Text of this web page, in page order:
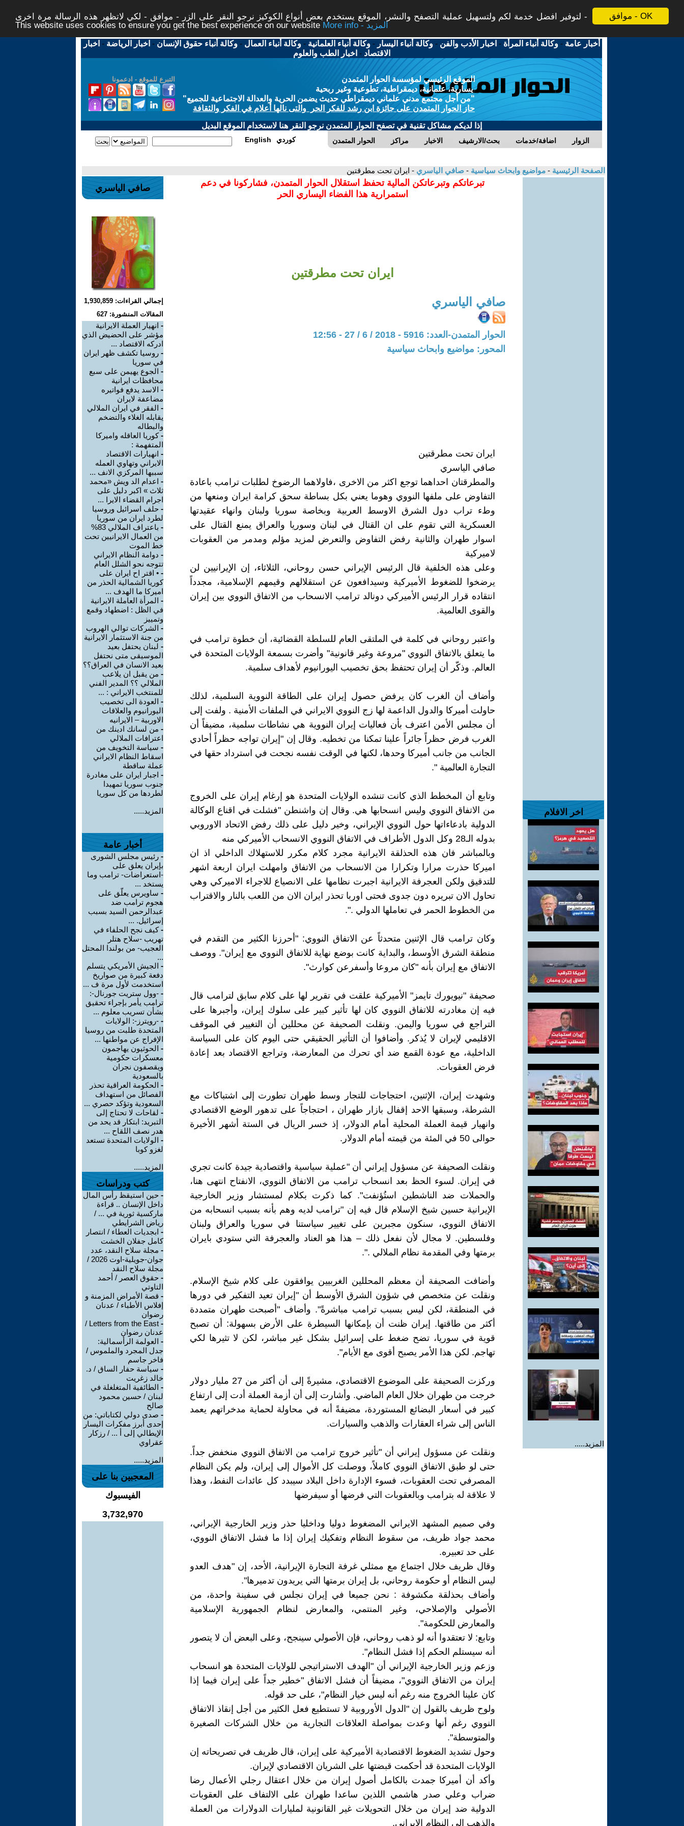
موافق - OK
لتوفير افضل خدمة لكم ولتسهيل عملية التصفح والنشر، الموقع يستخدم بعض أنواع الكوكيز نرجو النقر على الزر - موافق - لكي لاتظهر هذه الرسالة مرة اخرى -
This website uses cookies to ensure you get the best experience on our website
More info - المزيد
أخبار عامة -وكالة أنباء المرأة - اخبار الأدب والفن -وكالة أنباء اليسار -وكالة أنباء العلمانية -وكالة أنباء العمال -وكالة أنباء حقوق الإنسان - اخبار الرياضة - اخبار
الاقتصاد - اخبار الطب والعلوم
التبرع للموقع - ادعمونا
الموقع الرئيسي لمؤسسة الحوار المتمدن
يسارية، علمانية، ديمقراطية، تطوعية وغير ربحية
"من أجل مجتمع مدني علماني ديمقراطي حديث يضمن الحرية والعدالة الاجتماعية للجميع"
حاز الحوار المتمدن على جائزة ابن رشد للفكر الحر والتى نالها أعلام في الفكر والثقافة
إذا لديكم مشاكل تقنية في تصفح الحوار المتمدن نرجو النقر هنا لاستخدام الموقع البديل
الحوار المتمدن مراكز الاخبار بحث/الارشيف اضافة/خدمات الزوار English كوردي
الصفحة الرئيسية - مواضيع وابحاث سياسية - صافي الياسري - ايران تحت مطرقتين
اخر الافلام
المزيد.....
تبرعاتكم وتبرعاتكن المالية تحفظ استقلال الحوار المتمدن، فشاركونا في دعم
استمرارية هذا الفضاء اليساري الحر
ايران تحت مطرقتين
صافي الياسري
الحوار المتمدن-العدد: 5916 - 2018 / 6 / 27 - 12:56
المحور: مواضيع وابحاث سياسية
ايران تحت مطرقتين
صافي الياسري
والمطرقتان احداهما توجع اكثر من الاخرى ،فاولاهما الرضوخ لطلبات ترامب باعادة
التفاوض على ملفها النووي وهوما يعني بكل بساطة سحق كرامة ايران ومنعها من
وطء تراب دول الشرق الاوسط العربية وبخاصة سوريا ولبنان وانهاء عقيدتها
العسكرية التي تقوم على ان القتال في لبنان وسوريا والعراق يمنع القتال على
اسوار طهران والثانية رفض التفاوض والتعرض لمزيد مؤلم ومدمر من العقوبات
لاميركية
وعلى هذه الخلفية قال الرئيس الإيراني حسن روحاني، الثلاثاء، إن الإيرانيين لن
يرضخوا للضغوط الأميركية وسيدافعون عن استقلالهم وقيمهم الإسلامية، مجدداً
انتقاده قرار الرئيس الأميركي دونالد ترامب الانسحاب من الاتفاق النووي بين إيران
والقوى العالمية.
واعتبر روحاني في كلمة في الملتقى العام للسلطة القضائية، أن خطوة ترامب في
ما يتعلق بالاتفاق النووي "مروعة وغير قانونية" وأضرت بسمعة الولايات المتحدة في
العالم. وذكّر أن إيران تحتفظ بحق تخصيب اليورانيوم لأهداف سلمية.
وأضاف أن الغرب كان يرفض حصول إيران على الطاقة النووية السلمية، لذلك
حاولت أميركا والدول الداعمة لها زج النووي الايراني في الملفات الأمنية . ولفت إلى
أن مجلس الأمن اعترف بأن فعاليات إيران النووية هي نشاطات سلمية، مضيفاً أن
الغرب فرض حظراً جائراً علينا تمكنا من تخطيه. وقال إن "إيران تواجه حظراً أحادي
الجانب من جانب أميركا وحدها، لكنها في الوقت نفسه نجحت في استرداد حقها في
التجارة العالمية ".
وتابع أن المخطط الذي كانت تنشده الولايات المتحدة هو إرغام إيران على الخروج
من الاتفاق النووي وليس انسحابها هي. وقال إن واشنطن "فشلت في اقناع الوكالة
الدولية بادعاءاتها حول النووي الإيراني، وخير دليل على ذلك رفض الاتحاد الاوروبي
بدوله الـ28 وكل الدول الأطراف في الاتفاق النووي الانسحاب الأميركي منه
وبالمباشر فان هذه الحذلقة الايرانية مجرد كلام مكرر للاستهلاك الداخلي اذ ان
اميركا حذرت مرارا وتكرارا من الانسحاب من الاتفاق وامهلت ايران اربعة اشهر
للتدقيق ولكن العجرفة الايرانية اجبرت نظامها على الانصياع للاجراء الاميركي وهي
تحاول الان تبريره دون جدوى فحتى اوربا تحذر ايران الان من اللعب بالنار والاقتراب
من الخطوط الحمر في تعاملها الدولي .".
وكان ترامب قال الإثنين متحدثاً عن الاتفاق النووي: "أحرزنا الكثير من التقدم في
منطقة الشرق الأوسط، والبداية كانت بوضع نهاية للاتفاق النووي مع إيران". ووصف
الاتفاق مع إيران بأنه "كان مروعا وأسفرعن كوارث".
صحيفة "نيويورك تايمز" الأميركية علقت في تقرير لها على كلام سابق لترامب قال
فيه إن مغادرته للاتفاق النووي كان لها تأثير كبير على سلوك إيران، وأجبرها على
التراجع في سوريا واليمن. ونقلت الصحيفة عن محللين أن التغيير في الموقف
الاقليمي لإيران لا يُذكر. وأضافوا أن التأثير الحقيقي حتى اليوم كان على السياسة
الداخلية، مع عودة القمع ضد أي تحرك من المعارضة، وتراجع الاقتصاد بعد إعادة
فرض العقوبات.
وشهدت إيران، الإثنين، احتجاجات للتجار وسط طهران تطورت إلى اشتباكات مع
الشرطة، وسبقها الاحد إقفال بازار طهران ، احتجاجاً على تدهور الوضع الاقتصادي
وانهيار قيمة العملة المحلية أمام الدولار، إذ خسر الريال في الستة أشهر الأخيرة
حوالى 50 في المئة من قيمته أمام الدولار.
ونقلت الصحيفة عن مسؤول إيراني أن "عملية سياسية واقتصادية جيدة كانت تجري
في إيران. لسوء الحظ بعد انسحاب ترامب من الاتفاق النووي، الانفتاح انتهى هنا،
والحملات ضد الناشطين استُؤنفت". كما ذكرت بكلام لمستشار وزير الخارجية
الإيرانية حسين شيخ الإسلام قال فيه إن "ترامب لديه وهم بأنه بسبب انسحابه من
الاتفاق النووي، سنكون مجبرين على تغيير سياستنا في سوريا والعراق ولبنان
وفلسطين. لا مجال لأن نفعل ذلك – هذا هو العناد والعجرفة التي ستودي بايران
برمتها وفي المقدمة نظام الملالي .".
وأضافت الصحيفة أن معظم المحللين الغربيين يوافقون على كلام شيخ الإسلام.
ونقلت عن متخصص في شؤون الشرق الأوسط أن "إيران تعيد التفكير في دورها
في المنطقة، لكن ليس بسبب ترامب مباشرةً". وأضاف "أصبحت طهران متمددة
أكثر من طاقتها. إيران ظنت أن بإمكانها السيطرة على الأرض بسهولة: أن تصبح
قوية في سوريا، تضح ضغط على إسرائيل بشكل غير مباشر، لكن لا تثيرها لكي
تهاجم. لكن هذا الأمر يصبح أقوى مع الأيام".
وركزت الصحيفة على الموضوع الاقتصادي، مشيرةً إلى أن أكثر من 27 مليار دولار
خرجت من طهران خلال العام الماضي. وأشارت إلى أن أزمة العملة أدت إلى ارتفاع
كبير في أسعار البضائع المستوردة، مضيفةً أنه في محاولة لحماية مدخراتهم يعمد
الناس إلى شراء العقارات والذهب والسيارات.
ونقلت عن مسؤول إيراني أن "تأثير خروج ترامب من الاتفاق النووي منخفض جداً.
حتى لو طبق الاتفاق النووي كاملاً، ووصلت كل الأموال إلى إيران، ولم يكن النظام
المصرفي تحت العقوبات، فسوء الإدارة داخل البلاد سيبدد كل عائدات النفط، وهذا
لا علاقة له بترامب وبالعقوبات التي فرضها أو سيفرضها
وفي صميم المشهد الايراني المضغوط دوليا وداخليا حذر وزیر الخارجیة الإیراني،
محمد جواد ظريف، من سقوط النظام وتفكيك إيران إذا ما فشل الاتفاق النووي،
على حد تعبيره.
وقال ظريف خلال اجتماع مع ممثلي غرفة التجارة الإيرانیة، الأحد، إن "هدف العدو
لیس النظام أو حكومة روحاني، بل إیران برمتها التي یریدون تدمیرها".
وأضاف بحذلقة مكشوفة : نحن جميعا في إیران نجلس في سفينة واحدة، من
الأصولي والإصلاحي، وغير المنتمي، والمعارض لنظام الجمهوریة الإسلامیة
والمعارض للحكومة".
وتابع: لا تعتقدوا أنه لو ذهب روحاني، فإن الأصولي سينجح، وعلى البعض أن لا يتصور
أنه سيستلم الحكم إذا فشل النظام".
وزعم وزير الخارجية الإيراني أن "الهدف الاستراتيجي للولايات المتحدة هو انسحاب
إيران من الاتفاق النووي"، مضيفاً أن فشل الاتفاق "خطير جداً على إيران فيما إذا
كان علينا الخروج منه رغم أنه ليس خيار النظام"، على حد قوله.
ولوح ظريف بالقول إن "الدول الأوروبية لا تستطيع فعل الكثير من أجل إنقاذ الاتفاق
النووي رغم أنها وعدت بمواصلة العلاقات التجارية من خلال الشركات الصغيرة
والمتوسطة".
وحول تشديد الضغوط الاقتصادية الأميركية على إيران، قال ظريف في تصريحاته إن
الولايات المتحدة قد أحكمت قبضتها على الشريان الاقتصادي لإيران.
وأكد أن أميركا جمدت بالكامل أصول إيران من خلال اعتقال رجلي الأعمال رضا
ضراب وعلي صدر هاشمي اللذين ساعدا طهران على الالتفاف على العقوبات
الدولية ضد إيران من خلال التحويلات غير القانونية لمليارات الدولارات من العملة
والذهب إلى النظام الإيراني.
صافي الياسري
إجمالي القراءات: 1,930,859
المقالات المنشورة: 627
- انهيار العملة الايرانية
مؤشر على الحضيض الذي
ادركه الاقتصاد ...
- روسيا تكشف ظهر ايران
في سوريا
- الجوع يهيمن على سبع
محافظات ايرانية
- الاسد يدفع فواتيره
مضاعفة لايران
- الفقر في ايران الملالي
يقابله الغلاء والتضخم
والبطاله
-كوريا العاقله واميركا
المتفهمة :
- انهيارات الاقتصاد
الايراني وتهاوي العمله
سببها المركزي الانف ...
- اعدام الد ويش «محمد
ثلاث » اكبر دليل على
اجرام القضاء الايرا ...
- حلف اسرائيل وروسيا
لطرد ايران من سوريا
-
باعتراف الملالي 83%
من العمال الايرانيين تحت
خط الموت
- دوامة النظام الايراني
تتوجه نحو الشلل العام
- • اقتر اح ايران على
كوريا الشمالية الحذر من
اميركا ما الهدف ...
- المرأة العاملة الايرانية
في الظل : اضطهاد وقمع
وتمييز
- الشركات توالي الهروب
من جنة الاستثمار الايرانية
- لبنان يحتفل بعيد
الموسيقى متى نحتفل
بعيد الانسان في العراق؟؟
- من يقبل ان يلاعب
الملالي ؟؟ المدير الفني
للمنتخب الايراني : ...
- العودة الى تخصيب
اليورانيوم والعلاقات
الاوربية – الايرانيه
- من لسانك ادينك من
اعترافات الملالي
- سياسة التخويف من
اسقاط النظام الايراني
عملة ساقطة
- اجبار ايران على مغادرة
جنوب سوريا تمهيدا
لطردها من كل سوريا
المزيد.....
أخبار عامة
- رئيس مجلس الشورى
بإيران يعلق على
-استعراضات- ترامب وما
يستخد ...
- ساويرس يعلّق على
هجوم ترامب ضد
عبدالرحمن السيد بسبب
إسرائيل. ...
-كيف نجح الحلفاء في
تهريب -سلاح هتلر
العجيب- من بولندا المحتل
...
- الجيش الأمريكي يتسلم
دفعة كبيرة من صواريخ
استخدمت لأول مرة ف ...
- -وول ستريت جورنال-:
ترامب يأمر بإجراء تحقيق
بشأن تسريب معلوم ...
- -رويترز-: الولايات
المتحدة طلبت من روسيا
الإفراج عن مواطنها ...
- الحوثيون يهاجمون
معسكرات حكومية
ويقصفون نجران
بالسعودية
- الحكومة العراقية تحذر
الفصائل من استهداف
السعودية وتؤكد حصري ...
- لقاحات لا تحتاج إلى
التبريد: ابتكار قد يحد من
هدر نصف اللقاح ...
- الولايات المتحدة تستعد
لغزو كوبا
المزيد.....
كتب ودراسات
- حين استيقظ رأس المال
داخل الإنسان .. قراءة
ماركسية ثورية في ... /
رياض الشرايطي
- ابجديات العطاء / انتصار
كامل جفلان الخشت
- مجلة سلاح النقد، عدد
جوان-جويلية-اوت 2026 /
مجلة سلاح النقد
- حقوق العصر / أحمد
التاوتي
- قصة الأمراض المزمنة و
إفلاس الأطباء / عدنان
رضوان
-
Letters from the East /
عدنان رضوان
- العولمة الرأسمالية:
جدل المجرد والملموس /
فاخر جاسم
- سياسة حفار الساق / د.
خالد زغريت
- الطائفية المتغلغلة في
لبنان / حسين محمود
صالح
- صدى دولي لكتاباتي: من
إحدى أبرز مفكرات اليسار
الإيطالي إلى أ ... / رزكار
عقراوي
المزيد.....
المعجبين بنا على
الفيسبوك
3,732,970